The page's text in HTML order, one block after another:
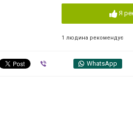
Я
1 людина рекомендує
WhatsApp